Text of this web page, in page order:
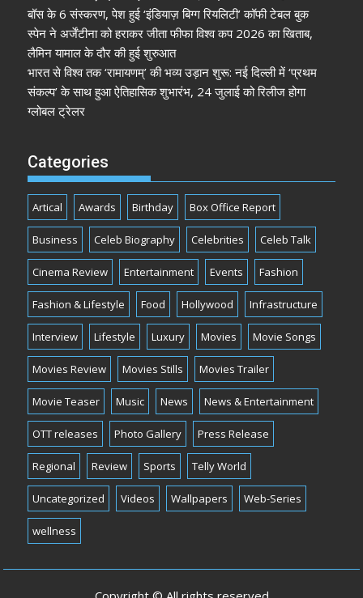
बॉस के 6 संस्करण, पेश हुई ‘इंडियाज़ बिग्ग रियलिटी’ कॉफी टेबल बुक
स्पेन ने अर्जेंटीना को हराकर जीता फीफा विश्व कप 2026 का खिताब,
लैमिन यामाल के दौर की हुई शुरुआत
भारत से विश्व तक ‘रामायणम्’ की भव्य उड़ान शुरू: नई दिल्ली में ‘प्रथम
संकल्प’ के साथ हुआ ऐतिहासिक शुभारंभ, 24 जुलाई को रिलीज होगा
ग्लोबल ट्रेलर
Categories
Artical Awards Birthday Box Office Report
Business Celeb Biography Celebrities Celeb Talk
Cinema Review Entertainment Events Fashion
Fashion & Lifestyle Food Hollywood Infrastructure
Interview Lifestyle Luxury Movies Movie Songs
Movies Review Movies Stills Movies Trailer
Movie Teaser Music News News & Entertainment
OTT releases Photo Gallery Press Release
Regional Review Sports Telly World
Uncategorized Videos Wallpapers Web-Series
wellness